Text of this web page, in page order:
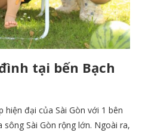
tại bến Bạch
đại của Sài Gòn với 1 bên
Sài Gòn rộng lớn. Ngoài ra,